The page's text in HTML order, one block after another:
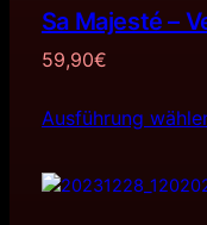
Sa Majesté –
59,90€
Ausführung